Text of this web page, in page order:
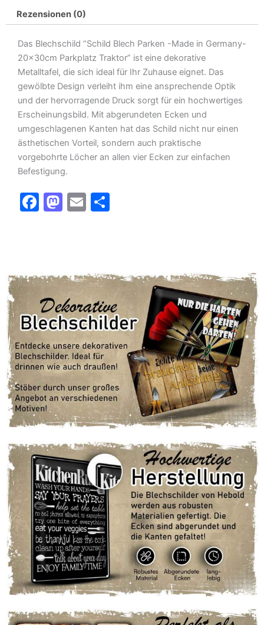
Menge
Rezensionen (0)
Das Blechschild “Schild Blech Parken -Made in Germany-
20x30cm Parkplatz Traktor” ist eine dekorative
Metalltafel, die sich ideal für Ihr Zuhause eignet. Das
gewölbte Design verleiht ihm eine ansprechende Optik
und der hervorragende Druck sorgt für ein hochwertiges
Erscheinungsbild. Mit abgerundeten Ecken und
umgeschlagenen Kanten hat das Schild nicht nur einen
ästhetischen Vorteil, sondern auch praktische
vorgebohrte Löcher an allen vier Ecken zur einfachen
Befestigung.
F
b
o
o
k
M
d
o
n
E